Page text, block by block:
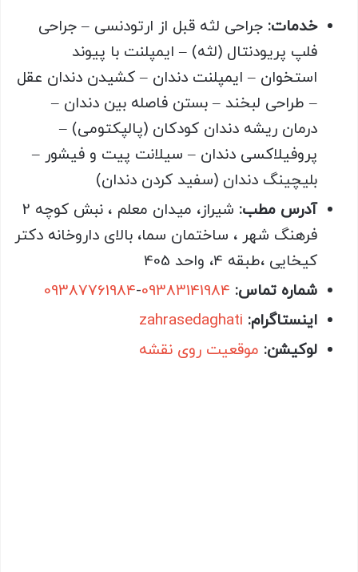
خدمات: جراحی لثه قبل از ارتودنسی – جراحی
فلپ پریودنتال (لثه) – ایمپلنت با پیوند
استخوان – ایمپلنت دندان – کشیدن دندان عقل
– طراحی لبخند – بستن فاصله بین دندان –
درمان ریشه دندان کودکان (پالپکتومی) –
پروفیلاکسی دندان – سیلانت پیت و فیشور –
بلیچینگ دندان (سفید کردن دندان)
آدرس مطب:
شیراز، میدان معلم ، نبش کوچه 2
فرهنگ شهر ، ساختمان سما، بالای داروخانه دکتر
کیخایی ،طبقه 4، واحد 405
شماره تماس:
-
09387761984
اینستاگرام: zahrasedaghati
لوکیشن: موقعیت روی نقشه